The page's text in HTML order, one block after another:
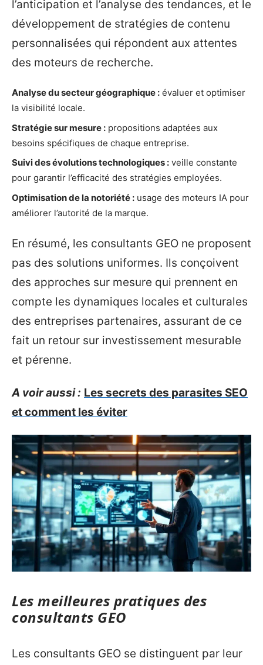
l’anticipation et l’analyse des tendances, et le
développement de stratégies de contenu
personnalisées qui répondent aux attentes
des moteurs de recherche.
Analyse du secteur géographique : évaluer et optimiser
la visibilité locale.
Stratégie sur mesure : propositions adaptées aux
besoins spécifiques de chaque entreprise.
Suivi des évolutions technologiques : veille constante
pour garantir l’efficacité des stratégies employées.
Optimisation de la notoriété : usage des moteurs IA pour
améliorer l’autorité de la marque.
En résumé, les consultants GEO ne proposent
pas des solutions uniformes. Ils conçoivent
des approches sur mesure qui prennent en
compte les dynamiques locales et culturales
des entreprises partenaires, assurant de ce
fait un retour sur investissement mesurable
et pérenne.
A voir aussi : Les secrets des parasites SEO
et comment les éviter
Les meilleures pratiques des
consultants GEO
Les consultants GEO se distinguent par leur